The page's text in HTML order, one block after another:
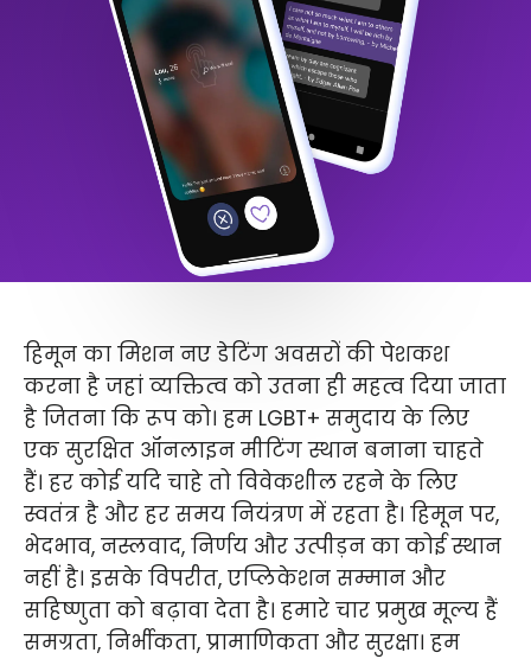
हिमून का मिशन नए डेटिंग अवसरों की पेशकश
करना है जहां व्यक्तित्व को उतना ही महत्व दिया जाता
है जितना कि रूप को। हम LGBT+ समुदाय के लिए
एक सुरक्षित ऑनलाइन मीटिंग स्थान बनाना चाहते
हैं। हर कोई यदि चाहे तो विवेकशील रहने के लिए
स्वतंत्र है और हर समय नियंत्रण में रहता है। हिमून पर,
भेदभाव, नस्लवाद, निर्णय और उत्पीड़न का कोई स्थान
नहीं है। इसके विपरीत, एप्लिकेशन सम्मान और
सहिष्णुता को बढ़ावा देता है। हमारे चार प्रमुख मूल्य हैं
समग्रता, निर्भीकता, प्रामाणिकता और सुरक्षा। हम